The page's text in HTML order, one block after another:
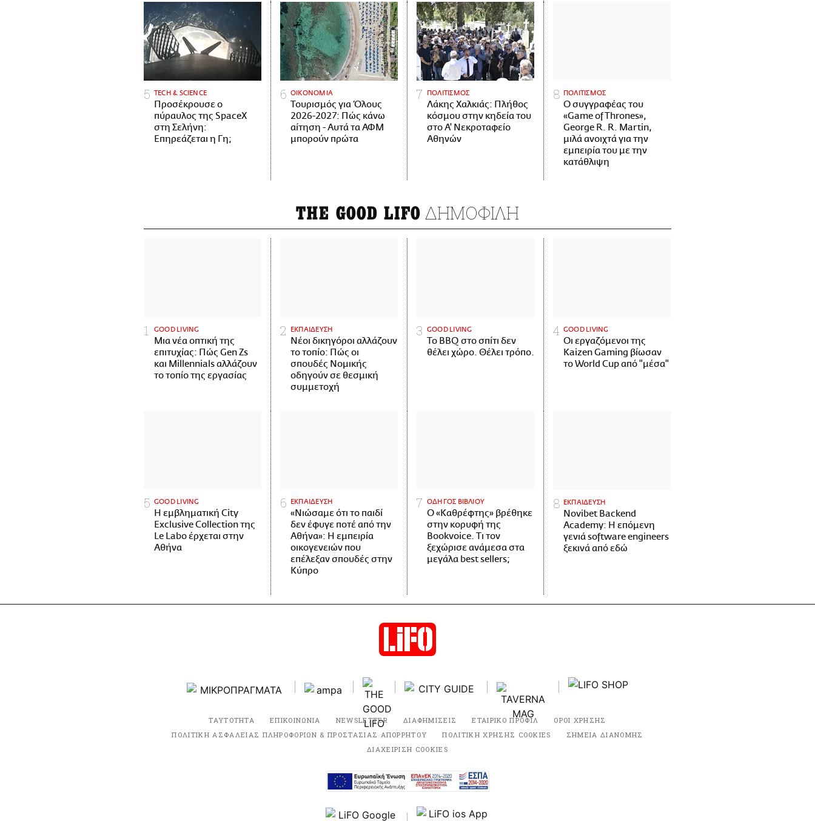
ΤECH & SCIENCE
Προσέκρουσε ο
πύραυλος της SpaceX
στη Σελήνη:
Επηρεάζεται η Γη;
ΟΙΚΟΝΟΜΙΑ
Τουρισμός για Όλους
2026-2027: Πώς κάνω
αίτηση - Αυτά τα ΑΦΜ
μπορούν πρώτα
ΠΟΛΙΤΙΣΜΟΣ
Λάκης Χαλκιάς: Πλήθος
κόσμου στην κηδεία του
στο Α' Νεκροταφείο
Αθηνών
ΠΟΛΙΤΙΣΜΟΣ
Ο συγγραφέας του
«Game of Thrones»,
George R. R. Martin,
μιλά ανοιχτά για την
εμπειρία του με την
κατάθλιψη
THE GOOD LIFO ΔΗΜΟΦΙΛΗ
GOOD LIVING
Μια νέα οπτική της
επιτυχίας: Πώς Gen Zs
και Millennials αλλάζουν
το τοπίο της εργασίας
ΕΚΠΑΙΔΕΥΣΗ
Νέοι δικηγόροι αλλάζουν
το τοπίο: Πώς οι
σπουδές Νομικής
οδηγούν σε θεσμική
συμμετοχή
GOOD LIVING
Το BBQ στο σπίτι δεν
θέλει χώρο. Θέλει τρόπο.
GOOD LIVING
Οι εργαζόμενοι της
Kaizen Gaming βίωσαν
το World Cup από "μέσα"
GOOD LIVING
Η εμβληματική City
Exclusive Collection της
Le Labo έρχεται στην
Αθήνα
ΕΚΠΑΙΔΕΥΣΗ
«Νιώσαμε ότι το παιδί
δεν έφυγε ποτέ από την
Αθήνα»: Η εμπειρία
οικογενειών που
επέλεξαν σπουδές στην
Κύπρο
ΟΔΗΓΟΣ ΒΙΒΛΙΟΥ
Ο «Καθρέφτης» βρέθηκε
στην κορυφή της
Bookvoice. Τι τον
ξεχώρισε ανάμεσα στα
μεγάλα best sellers;
ΕΚΠΑΙΔΕΥΣΗ
Novibet Backend
Academy: Η επόμενη
γενιά software engineers
ξεκινά από εδώ
ΤΑΥΤΟΤΗΤΑ ΕΠΙΚΟΙΝΩΝΙΑ NEWSLETTER ΔΙΑΦΗΜΙΣΕΙΣ ΕΤΑΙΡΙΚΟ ΠΡΟΦΙΛ
ΟΡΟΙ ΧΡΗΣΗΣ
ΠΟΛΙΤΙΚΗ ΑΣΦΑΛΕΙΑΣ ΠΛΗΡΟΦΟΡΙΩΝ & ΠΡΟΣΤΑΣΙΑΣ ΑΠΟΡΡΗΤΟΥ
ΠΟΛΙΤΙΚΗ ΧΡΗΣΗΣ COOKIES
ΣΗΜΕΙΑ ΔΙΑΝΟΜΗΣ
ΔΙΑΧΕΙΡΙΣΗ COOKIES